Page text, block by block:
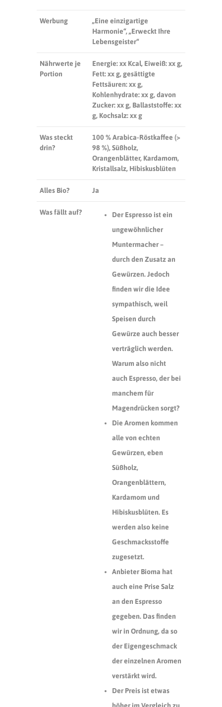
Werbung
„Eine einzigartige
Harmonie“, „Erweckt Ihre
Lebensgeister“
Nährwerte je
Portion
Energie: xx Kcal, Eiweiß: xx g,
Fett: xx g, gesättigte
Fettsäuren: xx g,
Kohlenhydrate: xx g, davon
Zucker: xx g, Ballaststoffe: xx
g, Kochsalz: xx g
Was steckt
drin?
100 % Arabica-Röstkaffee (>
98 %), Süßholz,
Orangenblätter, Kardamom,
Kristallsalz, Hibiskusblüten
Alles Bio? Ja
Was fällt auf?
Der Espresso ist ein
ungewöhnlicher
Muntermacher –
durch den Zusatz an
Gewürzen. Jedoch
finden wir die Idee
sympathisch, weil
Speisen durch
Gewürze auch besser
verträglich werden.
Warum also nicht
auch Espresso, der bei
manchem für
Magendrücken sorgt?
Die Aromen kommen
alle von echten
Gewürzen, eben
Süßholz,
Orangenblättern,
Kardamom und
Hibiskusblüten. Es
werden also keine
Geschmacksstoffe
zugesetzt.
Anbieter Bioma hat
auch eine Prise Salz
an den Espresso
gegeben. Das finden
wir in Ordnung, da so
der Eigengeschmack
der einzelnen Aromen
verstärkt wird.
Der Preis ist etwas